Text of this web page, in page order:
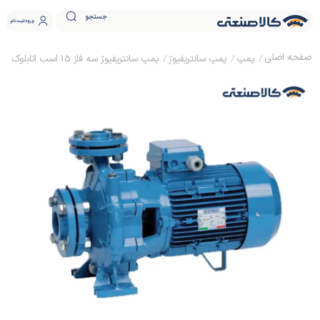
جستجو ورود ثبت نام
پمپ پمپ سانتریفیوژ پمپ سانتریفیوژ سه فاز 15 اسب اتابلوک سیستما مدل TNt 80-160D